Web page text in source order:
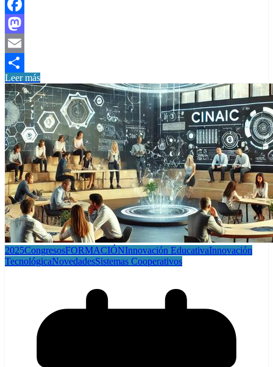
Facebook
Mastodon
Email
Compartir
Leer más
2025CongresosFORMACIÓNInnovación EducativaInnovación
TecnológicaNovedadesSistemas Cooperativos